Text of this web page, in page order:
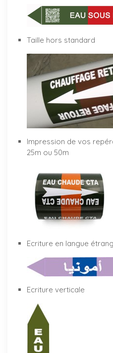
Taille hors standard
Impression de vos
25m ou 50m
Ecriture en langue
Ecriture verticale